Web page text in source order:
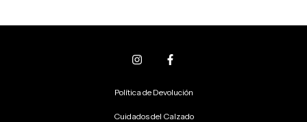
Política de Devolución
Cuidados del Calzado